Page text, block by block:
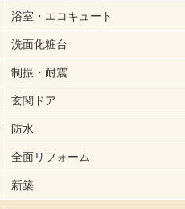
浴室・エコキュート
洗面化粧台
制振・耐震
玄関ドア
防水
全面リフォーム
新築